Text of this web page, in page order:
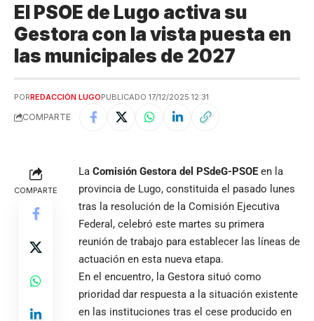
El PSOE de Lugo activa su
Gestora con la vista puesta en
las municipales de 2027
PORREDACCIÓN LUGOPUBLICADO 17/12/2025 12:31
COMPARTE
COMPARTE
La Comisión Gestora del PSdeG-PSOE en la
provincia de Lugo, constituida el pasado lunes
tras la resolución de la Comisión Ejecutiva
Federal, celebró este martes su primera
reunión de trabajo para establecer las líneas de
actuación en esta nueva etapa.
En el encuentro, la Gestora situó como
prioridad dar respuesta a la situación existente
en las instituciones tras el cese producido en